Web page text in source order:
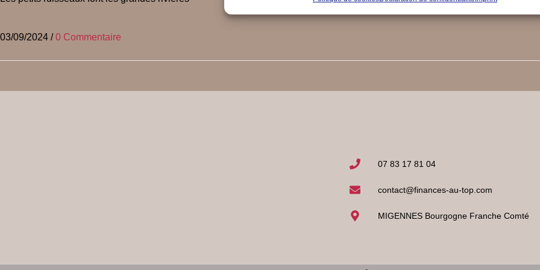
03/09/2024 / 0 Commentaire
07 83 17 81 04
contact@finances-au-top.com
MIGENNES Bourgogne Franche Comté